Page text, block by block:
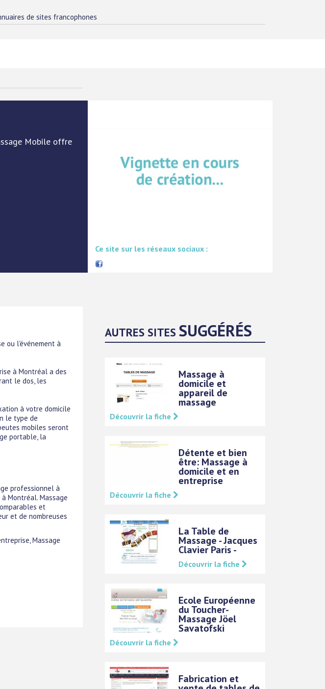
de sites francophones
Mobile offre
Ce site sur les réseaux sociaux :
ou l'événement à
à Montréal a des
le dos, les
à votre domicile
le type de
mobiles seront
portable, la
professionnel à
Montréal. Massage
et
et de nombreuses
Massage
AUTRES SITESSUGGÉRÉS
Massage à
domicile et
appareil de
massage
Découvrir la fiche
Détente et bien
être: Massage à
domicile et en
entreprise
Découvrir la fiche
La Table de
Massage - Jacques
Clavier Paris -
Découvrir la fiche
Ecole Européenne
du Toucher-
Massage Jöel
Savatofski
Découvrir la fiche
Fabrication et